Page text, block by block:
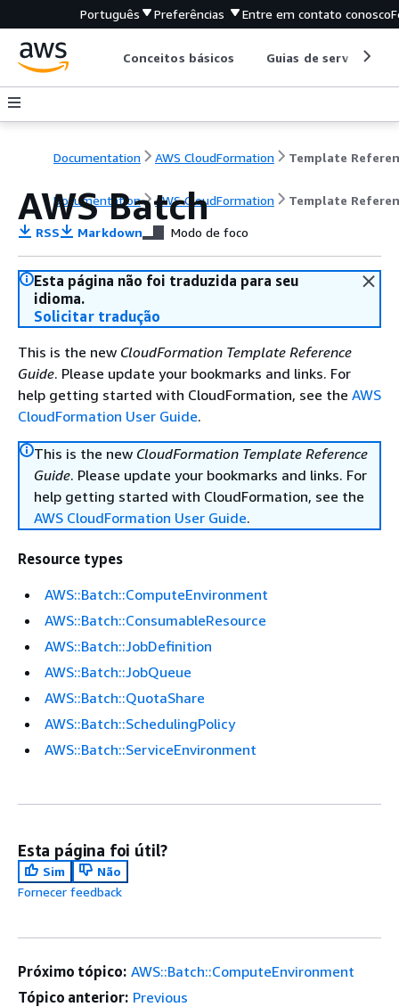
Português Preferências Entre em contato conosco
Conceitos básicos Guias de serviço
Documentation AWS CloudFormation Template
Documentation AWS CloudFormation Template
AWS Batch
RSS Markdown Modo de foco
Esta página não foi traduzida para seu
idioma.
Solicitar tradução
This is the new CloudFormation Template Reference
Guide. Please update your bookmarks and links. For
help getting started with CloudFormation, see the AWS
CloudFormation User Guide.
This is the new CloudFormation Template Reference
Guide. Please update your bookmarks and links. For
help getting started with CloudFormation, see the
AWS CloudFormation User Guide.
Resource types
AWS::Batch::ComputeEnvironment
AWS::Batch::ConsumableResource
AWS::Batch::JobDefinition
AWS::Batch::JobQueue
AWS::Batch::QuotaShare
AWS::Batch::SchedulingPolicy
AWS::Batch::ServiceEnvironment
Esta página foi útil?
Sim
Não
Fornecer feedback
Próximo tópico: AWS::Batch::ComputeEnvironment
Tópico anterior: Previous